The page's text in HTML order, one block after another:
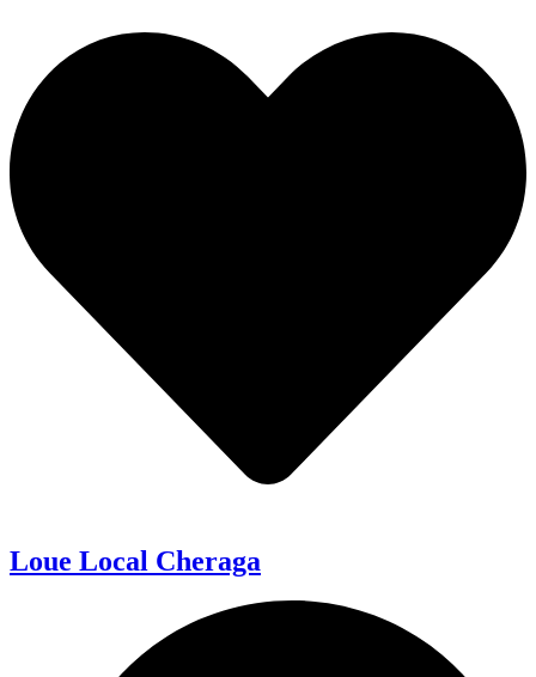
Loue Local Cheraga